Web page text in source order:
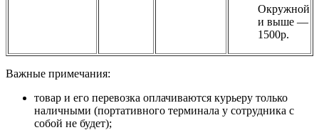
Окружной
и выше —
1500р.
Важные примечания:
товар и его перевозка оплачиваются курьеру только
наличными (портативного терминала у сотрудника с
собой не будет);